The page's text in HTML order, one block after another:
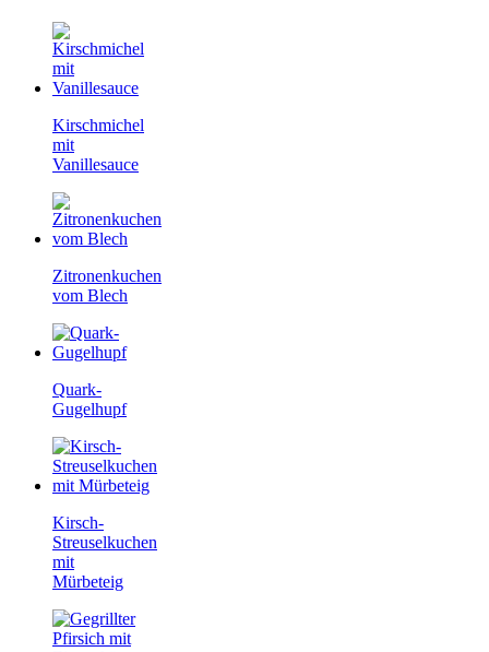
Kirschmichel
mit
Vanillesauce
Zitronenkuchen
vom Blech
Quark-
Gugelhupf
Kirsch-
Streuselkuchen
mit
Mürbeteig